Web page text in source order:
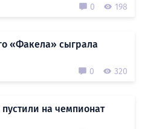
0 198
«Факела» сыграла
0 320
на чемпионат